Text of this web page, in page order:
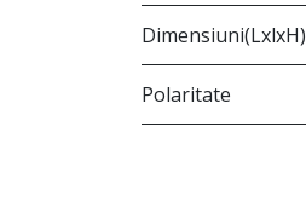
Dimensiuni(LxlxH)
Polaritate